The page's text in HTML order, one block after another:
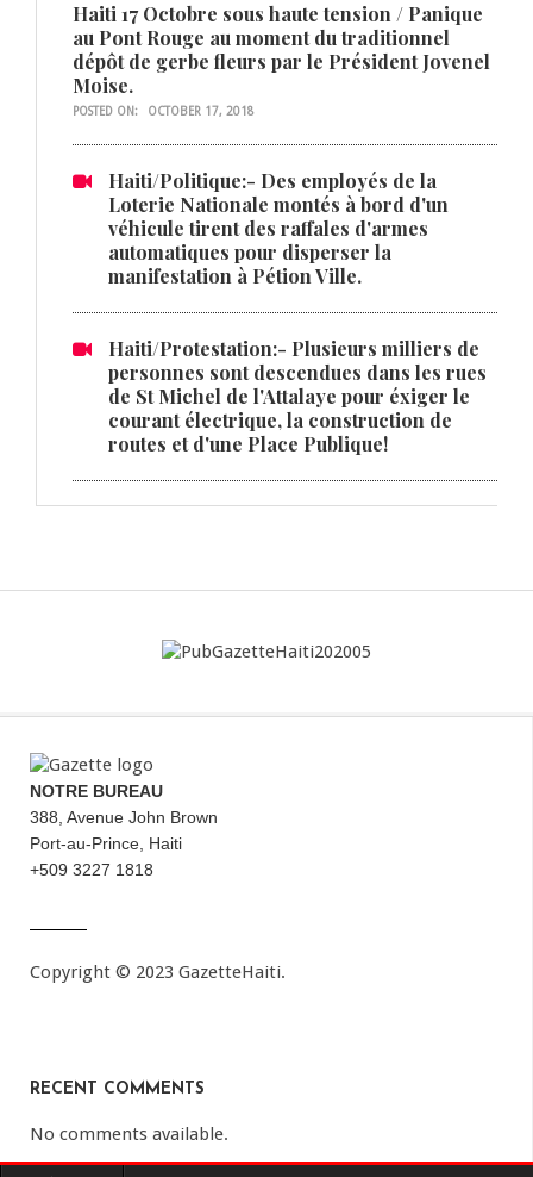
Haiti 17 Octobre sous haute tension / Panique
au Pont Rouge au moment du traditionnel
dépôt de gerbe fleurs par le Président Jovenel
Moise.
POSTED ON: OCTOBER 17, 2018
Haiti/Politique:- Des employés de la
Loterie Nationale montés à bord d'un
véhicule tirent des raffales d'armes
automatiques pour disperser la
manifestation à Pétion Ville.
Haiti/Protestation:- Plusieurs milliers de
personnes sont descendues dans les rues
de St Michel de l'Attalaye pour éxiger le
courant électrique, la construction de
routes et d'une Place Publique!
NOTRE BUREAU
388, Avenue John Brown
Port-au-Prince, Haiti
+509 3227 1818
Copyright © 2023 GazetteHaiti.
RECENT COMMENTS
No comments available.